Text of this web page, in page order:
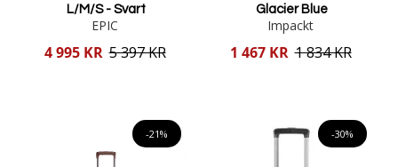
L/M/S - Svart
EPIC
Reducerat
4 995 KR 5 397 KR
Glacier Blue
Impackt
Reducerat
1 467 KR 1 834 KR
-21% -30%